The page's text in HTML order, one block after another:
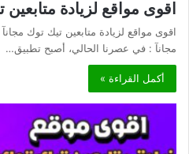
اقوى مواقع لزيادة
اقوى مواقع لزيادة متابعين تيك توك
مجانآ : في عصرنا الحالي، أصبح تطبيق…
أكمل القراءة »